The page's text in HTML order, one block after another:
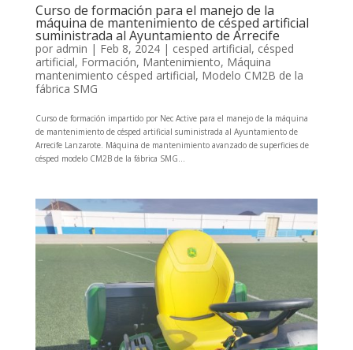
Curso de formación para el manejo de la
máquina de mantenimiento de césped artificial
suministrada al Ayuntamiento de Arrecife
por admin | Feb 8, 2024| cesped artificial, césped
artificial, Formación, Mantenimiento, Máquina
mantenimiento césped artificial, Modelo CM2B de la
fábrica SMG
Curso de formación impartido por Nec Active para el manejo de la máquina
de mantenimiento de césped artificial suministrada al Ayuntamiento de
Arrecife Lanzarote. Máquina de mantenimiento avanzado de superficies de
césped modelo CM2B de la fábrica SMG...